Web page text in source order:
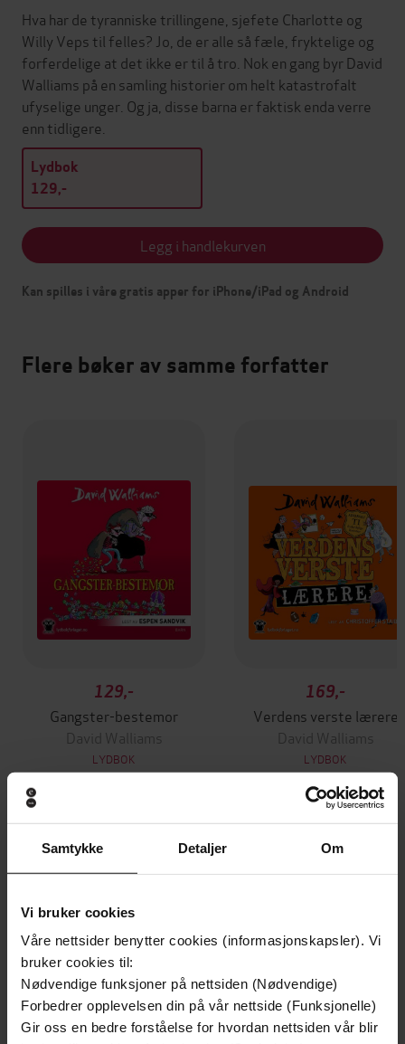
Samtykke Detaljer Om
Vi bruker cookies
Våre nettsider benytter cookies (informasjonskapsler). Vi
bruker cookies til:
Nødvendige funksjoner på nettsiden (Nødvendige)
Forbedrer opplevelsen din på vår nettside (Funksjonelle)
Gir oss en bedre forståelse for hvordan nettsiden vår blir
Hva har de tyranniske trillingene, sjefete Charlotte og
Willy Veps til felles? Jo, de er alle så fæle, fryktelige og
forferdelige at det ikke er til å tro. Nok en gang byr David
Walliams på en samling historier om helt katastrofalt
ufyselige unger. Og ja, disse barna er faktisk enda verre
enn tidligere.
Lydbok
129,-
Legg i handlekurven
Kan spilles i våre gratis apper for iPhone/iPad og Android
Flere bøker av samme forfatter
129,-
Gangster-bestemor
David Walliams
LYDBOK
169,-
Verdens verste lærere
David Walliams
LYDBOK
Andre har også kjøpt
Vinner av Rivertonprisen